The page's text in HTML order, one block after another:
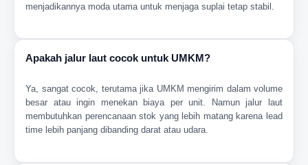
menjadikannya moda utama untuk menjaga suplai tetap stabil.
Apakah jalur laut cocok untuk UMKM?
Ya, sangat cocok, terutama jika UMKM mengirim dalam volume
besar atau ingin menekan biaya per unit. Namun jalur laut
membutuhkan perencanaan stok yang lebih matang karena lead
time lebih panjang dibanding darat atau udara.